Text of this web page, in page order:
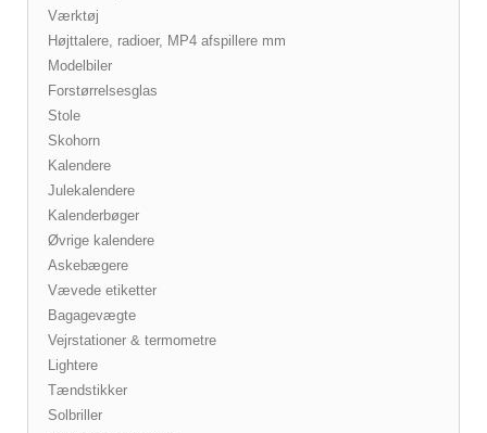
Værktøj
Højttalere, radioer, MP4 afspillere mm
Modelbiler
Forstørrelsesglas
Stole
Skohorn
Kalendere
Julekalendere
Kalenderbøger
Øvrige kalendere
Askebægere
Vævede etiketter
Bagagevægte
Vejrstationer & termometre
Lightere
Tændstikker
Solbriller